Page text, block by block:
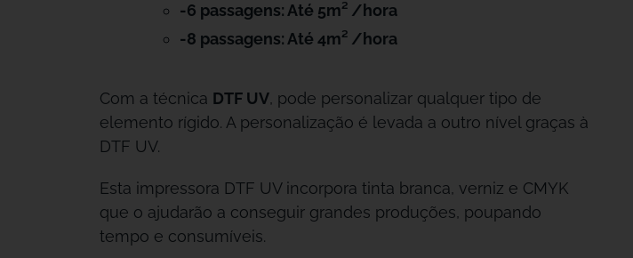
-6 passagens: Até 5m² /hora
-8 passagens: Até 4m² /hora
Com a técnica DTF UV, pode personalizar qualquer tipo de
elemento rígido. A personalização é levada a outro nível graças à
DTF UV.
Esta impressora DTF UV incorpora tinta branca, verniz e CMYK
que o ajudarão a conseguir grandes produções, poupando
tempo e consumíveis.